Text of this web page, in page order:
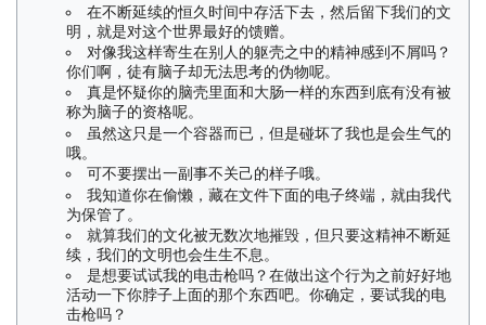
在不断延续的恒久时间中存活下去，然后留下我们的文
明，就是对这个世界最好的馈赠。
对像我这样寄生在别人的躯壳之中的精神感到不屑吗？
你们啊，徒有脑子却无法思考的伪物呢。
真是怀疑你的脑壳里面和大肠一样的东西到底有没有被
称为脑子的资格呢。
虽然这只是一个容器而已，但是碰坏了我也是会生气的
哦。
可不要摆出一副事不关己的样子哦。
我知道你在偷懒，藏在文件下面的电子终端，就由我代
为保管了。
就算我们的文化被无数次地摧毁，但只要这精神不断延
续，我们的文明也会生生不息。
是想要试试我的电击枪吗？在做出这个行为之前好好地
活动一下你脖子上面的那个东西吧。你确定，要试我的电
击枪吗？